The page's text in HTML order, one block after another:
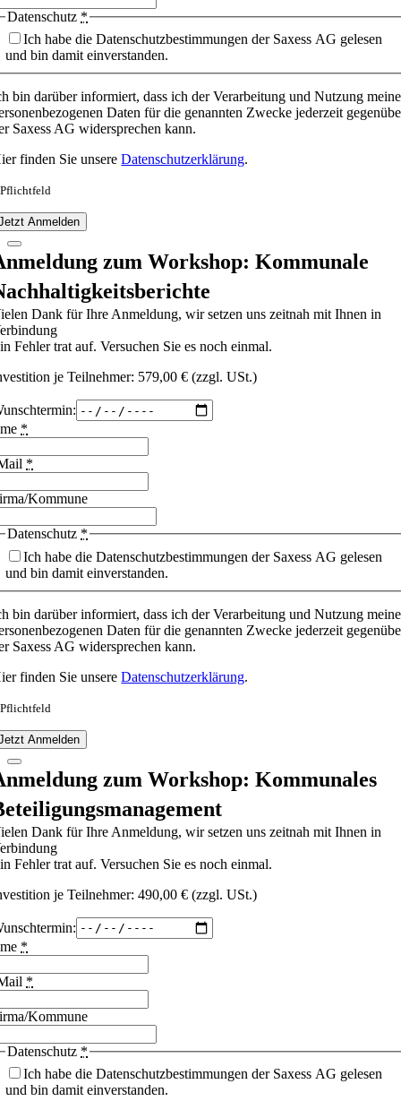
Datenschutz *
Ich habe die Datenschutzbestimmungen der Saxess AG gelesen
und bin damit einverstanden.
bin darüber informiert, dass ich der Verarbeitung und Nutzung
Daten für die genannten Zwecke jederzeit
Saxess AG widersprechen kann.
finden Sie unsereDatenschutzerklärung.
Anmelden
zum Workshop: Kommunale
Dank für Ihre Anmeldung, wir setzen uns zeitnah mit Ihnen in
Fehler trat auf. Versuchen Sie es noch einmal.
je Teilnehmer: 579,00 € (zzgl. USt.)
*
*
Kommune
Datenschutz *
Ich habe die Datenschutzbestimmungen der Saxess AG gelesen
und bin damit einverstanden.
bin darüber informiert, dass ich der Verarbeitung und Nutzung
Daten für die genannten Zwecke jederzeit
Saxess AG widersprechen kann.
finden Sie unsereDatenschutzerklärung.
Anmelden
zum Workshop: Kommunales
Dank für Ihre Anmeldung, wir setzen uns zeitnah mit Ihnen in
Fehler trat auf. Versuchen Sie es noch einmal.
je Teilnehmer: 490,00 € (zzgl. USt.)
*
*
Kommune
Datenschutz *
Ich habe die Datenschutzbestimmungen der Saxess AG gelesen
und bin damit einverstanden.